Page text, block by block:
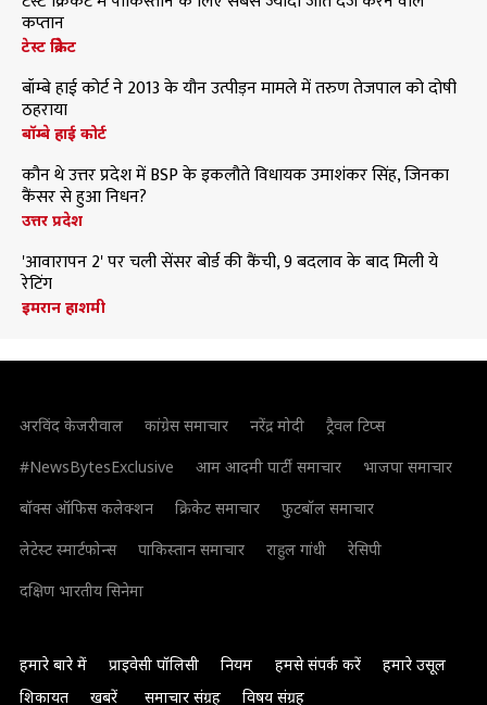
कप्तान
टेस्ट क्रिकेट
बॉम्बे हाई कोर्ट ने 2013 के यौन उत्पीड़न मामले में तरुण तेजपाल को दोषी
ठहराया
बॉम्बे हाई कोर्ट
कौन थे उत्तर प्रदेश में BSP के इकलौते विधायक उमाशंकर सिंह, जिनका
कैंसर से हुआ निधन?
उत्तर प्रदेश
'आवारापन 2' पर चली सेंसर बोर्ड की कैंची, 9 बदलाव के बाद मिली ये
रेटिंग
इमरान हाशमी
अरविंद केजरीवाल कांग्रेस समाचार नरेंद्र मोदी
ट्रैवल टिप्स
#NewsBytesExclusive
आम आदमी पार्टी समाचार
भाजपा समाचार
बॉक्स ऑफिस कलेक्शन
क्रिकेट समाचार
फुटबॉल समाचार
लेटेस्ट स्मार्टफोन्स
पाकिस्तान समाचार राहुल गांधी
रेसिपी
दक्षिण भारतीय सिनेमा
हमारे बारे में प्राइवेसी पॉलिसी नियम हमसे संपर्क करें
हमारे उसूल
शिकायत
खबरें समाचार संग्रह विषय संग्रह